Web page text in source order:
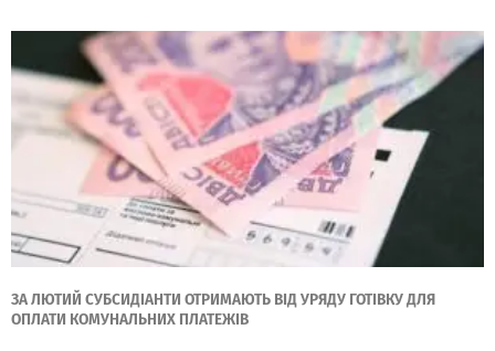
ЗА ЛЮТИЙ СУБСИДІАНТИ ОТРИМАЮТЬ ВІД УРЯДУ ГОТІВКУ ДЛЯ
ОПЛАТИ КОМУНАЛЬНИХ ПЛАТЕЖІВ